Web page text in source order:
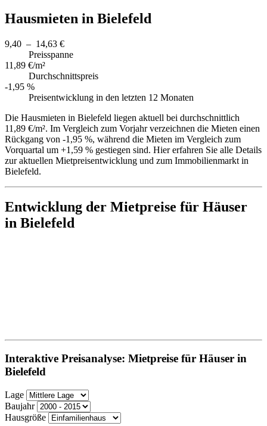
Hausmieten in Bielefeld
9,40 – 14,63 €
Preisspanne
11,89 €/m²
Durchschnittspreis
-1,95 %
Preisentwicklung in den letzten 12 Monaten
Die Hausmieten in Bielefeld liegen aktuell bei durchschnittlich
11,89 €/m². Im Vergleich zum Vorjahr verzeichnen die Mieten einen
Rückgang von -1,95 %, während die Mieten im Vergleich zum
Vorquartal um +1,59 % gestiegen sind. Hier erfahren Sie alle Details
zur aktuellen Mietpreisentwicklung und zum Immobilienmarkt in
Bielefeld.
Entwicklung der Mietpreise für Häuser
in Bielefeld
Interaktive Preisanalyse: Mietpreise für Häuser in
Bielefeld
Lage
Baujahr
Hausgröße